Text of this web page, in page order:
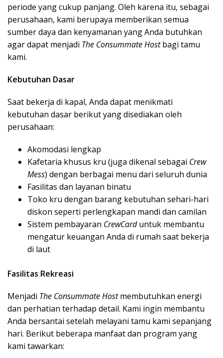
periode yang cukup panjang. Oleh karena itu, sebagai
perusahaan, kami berupaya memberikan semua
sumber daya dan kenyamanan yang Anda butuhkan
agar dapat menjadi The Consummate Hostbagi tamu
kami.
Kebutuhan Dasar
Saat bekerja di kapal, Anda dapat menikmati
kebutuhan dasar berikut yang disediakan oleh
perusahaan:
Akomodasi lengkap
Kafetaria khusus kru (juga dikenal sebagai Crew
Mess) dengan berbagai menu dari seluruh dunia
Fasilitas dan layanan binatu
Toko kru dengan barang kebutuhan sehari-hari
diskon seperti perlengkapan mandi dan camilan
Sistem pembayaran CrewCarduntuk membantu
mengatur keuangan Anda di rumah saat bekerja
di laut
Fasilitas Rekreasi
Menjadi The Consummate Hostmembutuhkan energi
dan perhatian terhadap detail. Kami ingin membantu
Anda bersantai setelah melayani tamu kami sepanjang
hari. Berikut beberapa manfaat dan program yang
kami tawarkan: